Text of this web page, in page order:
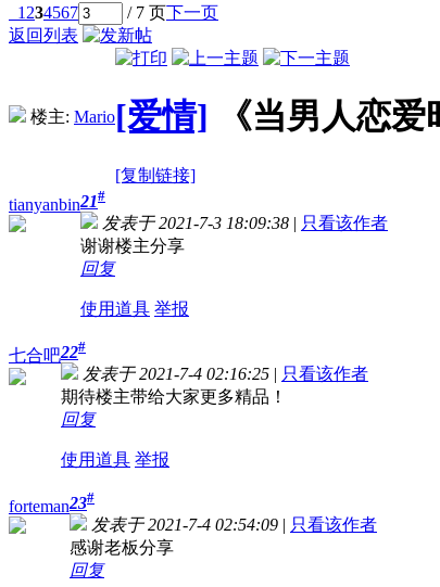
1 234567 / 7 页下一页
返回列表
楼主: Mario[爱情] 《当男人恋
[复制链接]
tianyanbin21#
发表于 2021-7-3 18:09:38 | 只看该作者
谢谢楼主分享
回复
使用道具 举报
七合吧22#
发表于 2021-7-4 02:16:25 | 只看该作者
期待楼主带给大家更多精品！
回复
使用道具 举报
forteman23#
发表于 2021-7-4 02:54:09 | 只看该作者
感谢老板分享
回复